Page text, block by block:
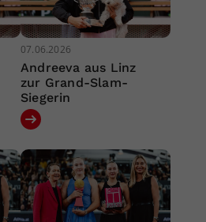
07.06.2026
Andreeva aus Linz
zur Grand-Slam-
Siegerin